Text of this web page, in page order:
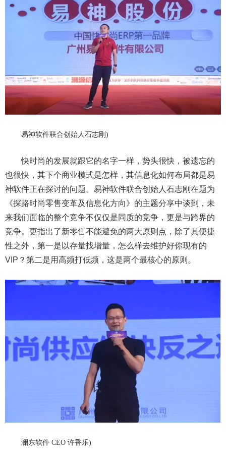
易神软件联合创始人石志刚 )
快时尚的发展就跟它的名字一样，势头很快，被遗忘的
也很快 ， 其下个商业模式是怎样，其信息化如何布局都是易
神软件正在探讨的问题。易神软件联合创始人石志刚在题为
《探路时尚零售变革及信息化方向》 的主题分享中谈到 ， 未
来我们面临的整个竞争不仅仅是同质的竞争，更是与跨界的
竞争。更指出了新零售不能避免的两大原则点，除了其便捷
性之外，第一是以存量找增量，怎么样去维护好你现有的
VIP？第二是用高频打低频，这是两个最核心的原则。
澜东软件 CEO 许香乐)